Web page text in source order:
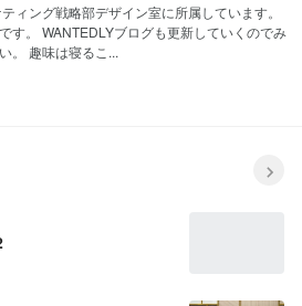
ィング戦略部デザイン室に所属しています。
す。 WANTEDLYブログも更新していくのでみ
。 趣味は寝るこ...